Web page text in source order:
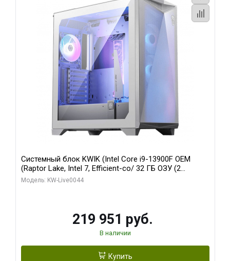
Системный блок KWIK (Intel Core i9-13900F OEM
(Raptor Lake, Intel 7, Efficient-co/ 32 ГБ ОЗУ (2
модуля)/ Gigabyte RTX5070Ti AERO OC 16GB GDDR7
Модель: KW-Live0044
219 951 руб.
В наличии
Купить